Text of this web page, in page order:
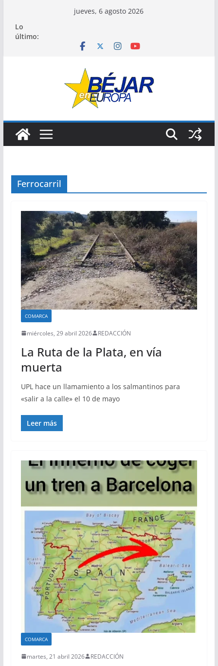
contenido
jueves, 6 agosto 2026
Lo
último:
Ferrocarril
COMARCA
miércoles, 29 abril 2026 REDACCIÓN
La Ruta de la Plata, en vía
muerta
UPL hace un llamamiento a los salmantinos para
«salir a la calle» el 10 de mayo
Leer más
COMARCA
martes, 21 abril 2026 REDACCIÓN